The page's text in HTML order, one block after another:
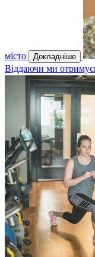
місто Докладніше
Віддаючи ми